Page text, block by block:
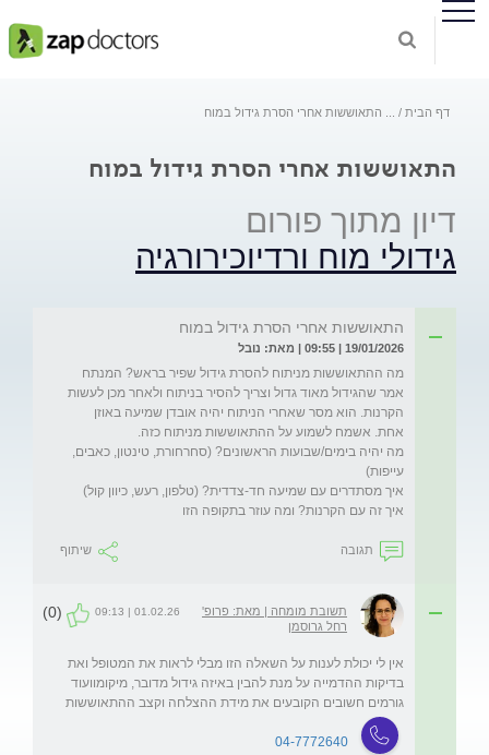
דף הבית התאוששות אחרי הסרת גידול במוח
התאוששות אחרי הסרת גידול במוח
דיון מתוך פורום
גידולי מוח ורדיוכירורגיה
התאוששות אחרי הסרת גידול במוח
19/01/2026 | 09:55 | מאת: נובל
מה ההתאוששות מניתוח להסרת גידול שפיר בראש? המנתח
אמר שהגידול מאוד גדול וצריך להסיר בניתוח ולאחר מכן לעשות
הקרנות. הוא מסר שאחרי הניתוח יהיה אובדן שמיעה באוזן
מה יהיה בימים/שבועות הראשונים? (סחרחורת, טינטון, כאבים,
איך זה עם הקרנות? ומה עוזר בתקופה הזו
תגובה שיתוף
תשובת מומחה | מאת: פרופ'
רחל גרוסמן
01.02.26 | 09:13
(0)
אין לי יכולת לענות על השאלה הזו מבלי לראות את המטופל ואת
בדיקות ההדמייה על מנת להבין באיזה גידול מדובר, מיקומוועוד
גורמים חשובים הקובעים את מידת ההצלחה וקצב ההתאוששות
04-7772640